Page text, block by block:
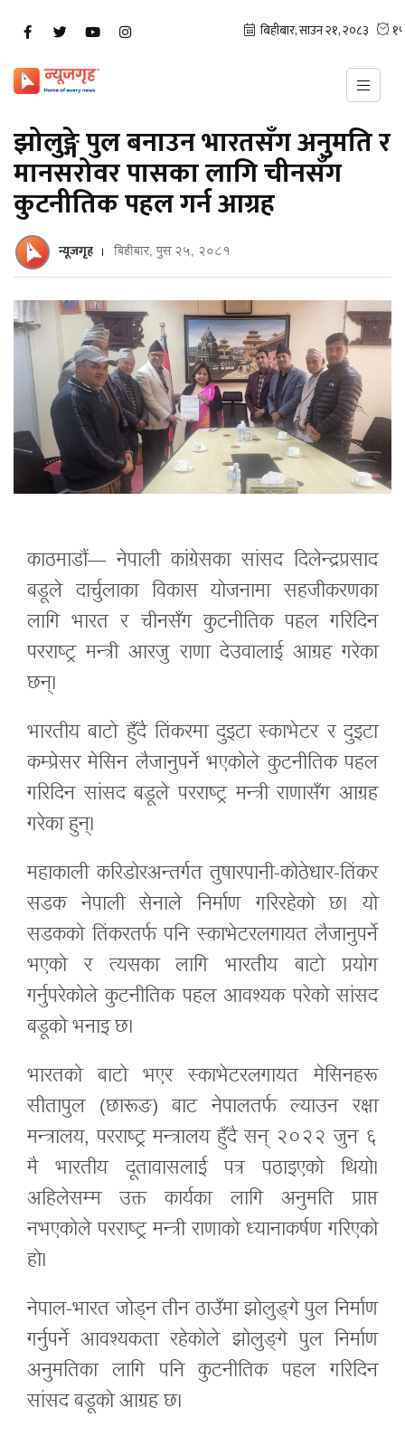
झोलुङ्गे पुल बनाउन भारतसँग अनुमति र
मानसरोवर पासका लागि चीनसँग
कुटनीतिक पहल गर्न आग्रह
न्यूजगृह बिहीबार, पुस २५, २०८१
काठमाडौं— नेपाली कांग्रेसका सांसद दिलेन्द्रप्रसाद
बडूले दार्चुलाका विकास योजनामा सहजीकरणका
लागि भारत र चीनसँग कुटनीतिक पहल गरिदिन
परराष्ट्र मन्त्री आरजु राणा देउवालाई आग्रह गरेका
छन्।
भारतीय बाटो हुँदै तिंकरमा दुइटा स्काभेटर र दुइटा
कम्प्रेसर मेसिन लैजानुपर्ने भएकोले कुटनीतिक पहल
गरिदिन सांसद बडूले परराष्ट्र मन्त्री राणासँग आग्रह
गरेका हुन्।
महाकाली करिडोरअन्तर्गत तुषारपानी-कोठेधार-तिंकर
सडक नेपाली सेनाले निर्माण गरिरहेको छ। यो
सडकको तिंकरतर्फ पनि स्काभेटरलगायत लैजानुपर्ने
भएको र त्यसका लागि भारतीय बाटो प्रयोग
गर्नुपरेकोले कुटनीतिक पहल आवश्यक परेको सांसद
बडूको भनाइ छ।
भारतको बाटो भएर स्काभेटरलगायत मेसिनहरू
सीतापुल (छारूङ) बाट नेपालतर्फ ल्याउन रक्षा
मन्त्रालय, परराष्ट्र मन्त्रालय हुँदै सन् २०२२ जुन ६
मै भारतीय दूतावासलाई पत्र पठाइएको थियो।
अहिलेसम्म उक्त कार्यका लागि अनुमति प्राप्त
नभएकोले परराष्ट्र मन्त्री राणाको ध्यानाकर्षण गरिएको
हो।
नेपाल-भारत जोड्न तीन ठाउँमा झोलुङ्गे पुल निर्माण
गर्नुपर्ने आवश्यकता रहेकोले झोलुङ्गे पुल निर्माण
अनुमतिका लागि पनि कुटनीतिक पहल गरिदिन
सांसद बडूको आग्रह छ।